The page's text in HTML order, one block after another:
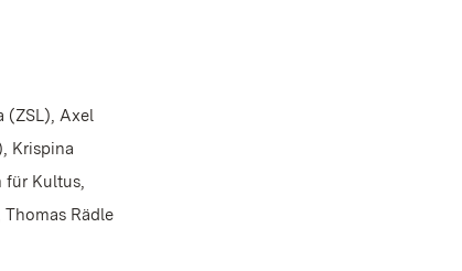
(ZSL), Axel
Krispina
für Kultus,
Rädle